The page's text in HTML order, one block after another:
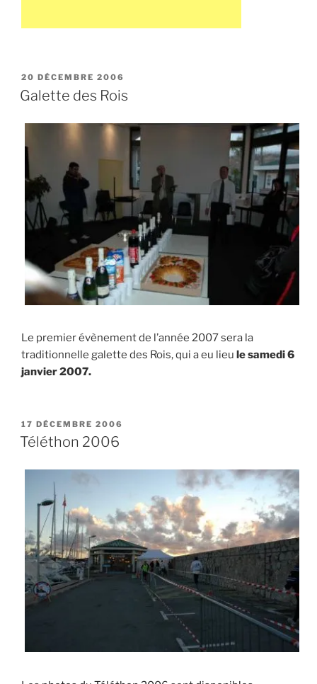
PUBLIÉ
LE
20 DÉCEMBRE 2006
Galette des Rois
Le premier évènement de l’année 2007 sera la
traditionnelle galette des Rois, qui a eu lieu le samedi 6
janvier 2007.
PUBLIÉ
LE
17 DÉCEMBRE 2006
Téléthon 2006